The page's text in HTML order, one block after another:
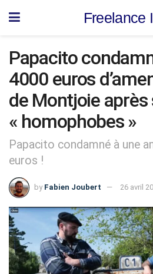
Freelance
Papacito
4000 euros
de Montjoie après
« homophobes »
Papacito condamné à une
euros !
by Fabien Joubert 26 avril